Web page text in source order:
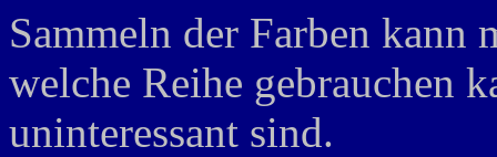
Sammeln der Farben kann
welche Reihe gebrauchen
uninteressant sind.